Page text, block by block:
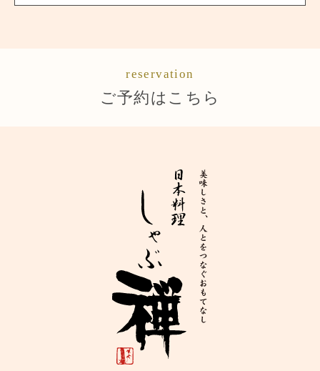
reservation
ご予約はこちら